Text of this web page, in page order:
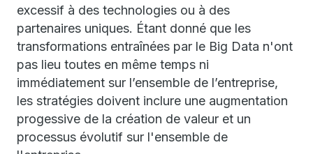
excessif à des technologies ou à des
partenaires uniques. Étant donné que les
transformations entraînées par le Big Data n'ont
pas lieu toutes en même temps ni
immédiatement sur l’ensemble de l’entreprise,
les stratégies doivent inclure une augmentation
progessive de la création de valeur et un
processus évolutif sur l'ensemble de